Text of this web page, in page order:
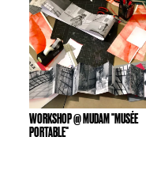
WORKSHOP @ MUDAM "MUSÉE
PORTABLE"